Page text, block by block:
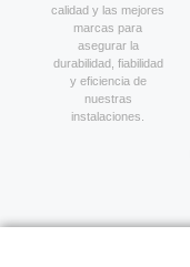
calidad y las mejores
marcas para
asegurar la
durabilidad, fiabilidad
y eficiencia de
nuestras
instalaciones.